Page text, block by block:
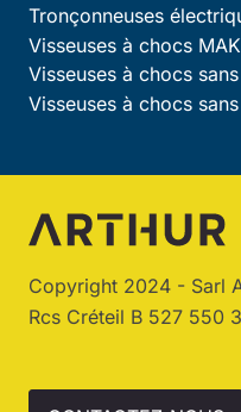
Tronçonneuses
Visseuses à chocs
Visseuses à chocs
Visseuses à chocs
Copyright 2024 - Sarl
Rcs Créteil B 527 550